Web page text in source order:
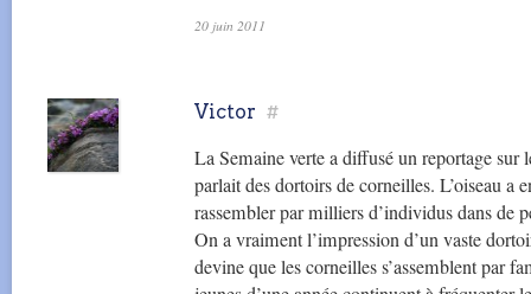
20 juin 2011
Victor #
La Semaine verte a diffusé un reportage sur
parlait des dortoirs de corneilles. L’oiseau a
rassembler par milliers d’individus dans de
On a vraiment l’impression d’un vaste
devine que les corneilles s’assemblent par